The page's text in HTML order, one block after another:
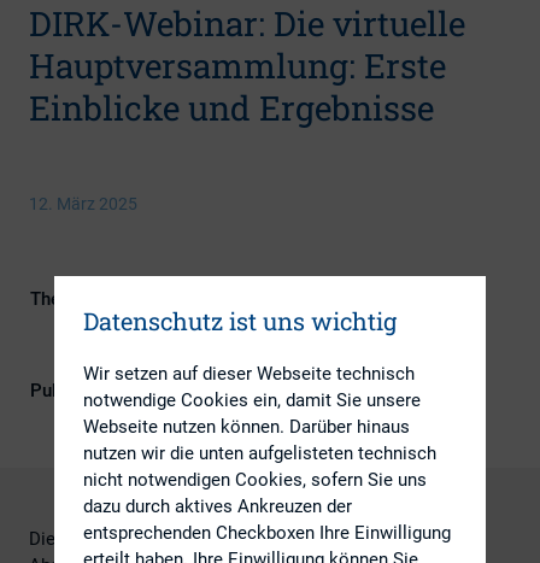
DIRK-Webinar: Die virtuelle
Hauptversammlung: Erste
Einblicke und Ergebnisse
12. März 2025
Themengebiete
Governance), Investoren, IR-
Publikationsform
DIRK-Publikationen
Die ersten Ergebnisse der Hauptversammlungen und
Datenschutz ist uns wichtig
Wir setzen auf dieser Webseite technisch
notwendige Cookies ein, damit Sie unsere
Webseite nutzen können. Darüber hinaus
nutzen wir die unten aufgelisteten technisch
nicht notwendigen Cookies, sofern Sie uns
dazu durch aktives Ankreuzen der
entsprechenden Checkboxen Ihre Einwilligung